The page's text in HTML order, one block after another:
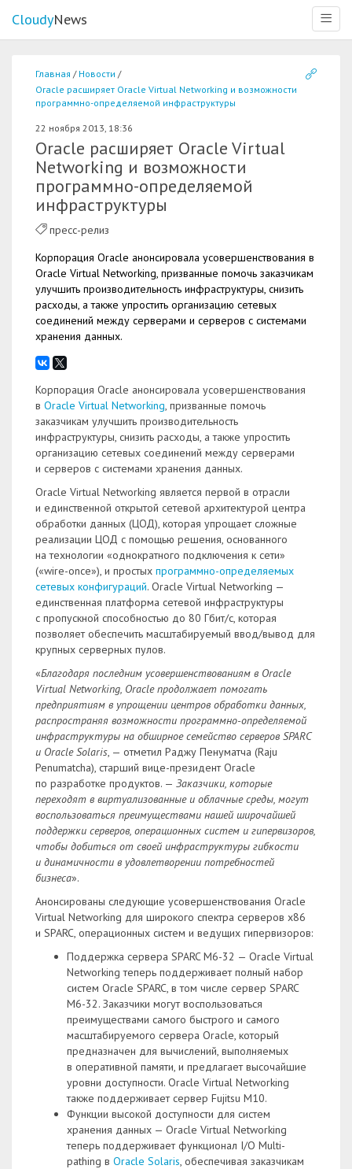
Меню
CloudyNews
Главная
Новости
Oracle расширяет Oracle Virtual Networking и возможности
программно-определяемой инфраструктуры
22 ноября 2013, 18:36
Oracle расширяет Oracle Virtual
Networking и возможности
программно-определяемой
инфраструктуры
пресс-релиз
Корпорация Oracle анонсировала усовершенствования в
Oracle Virtual Networking, призванные помочь заказчикам
улучшить производительность инфраструктуры, снизить
расходы, а также упростить организацию сетевых
соединений между серверами и серверов с системами
хранения данных.
Корпорация Oracle анонсировала усовершенствования
в Oracle Virtual Networking, призванные помочь
заказчикам улучшить производительность
инфраструктуры, снизить расходы, а также упростить
организацию сетевых соединений между серверами
и серверов с системами хранения данных.
Oracle Virtual Networking является первой в отрасли
и единственной открытой сетевой архитектурой центра
обработки данных (ЦОД), которая упрощает сложные
реализации ЦОД с помощью решения, основанного
на технологии «однократного подключения к сети»
(«wire-once»), и простых программно-определяемых
сетевых конфигураций. Oracle Virtual Networking —
единственная платформа сетевой инфраструктуры
с пропускной способностью до 80 Гбит/с, которая
позволяет обеспечить масштабируемый ввод/вывод для
крупных серверных пулов.
«Благодаря последним усовершенствованиям в Oracle
Virtual Networking, Oracle продолжает помогать
предприятиям в упрощении центров обработки данных,
распространяя возможности программно-определяемой
инфраструктуры на обширное семейство серверов SPARC
и Oracle Solaris, — отметил Раджу Пенуматча (Raju
Penumatcha), старший вице-президент Oracle
по разработке продуктов. — Заказчики, которые
переходят в виртуализованные и облачные среды, могут
воспользоваться преимуществами нашей широчайшей
поддержки серверов, операционных систем и гипервизоров,
чтобы добиться от своей инфраструктуры гибкости
и динамичности в удовлетворении потребностей
бизнеса».
Анонсированы следующие усовершенствования Oracle
Virtual Networking для широкого спектра серверов x86
и SPARC, операционных систем и ведущих гипервизоров:
Поддержка сервера SPARC M6-32 — Oracle Virtual
Networking теперь поддерживает полный набор
систем Oracle SPARC, в том числе сервер SPARC
M6-32. Заказчики могут воспользоваться
преимуществами самого быстрого и самого
масштабируемого сервера Oracle, который
предназначен для вычислений, выполняемых
в оперативной памяти, и предлагает высочайшие
уровни доступности. Oracle Virtual Networking
также поддерживает сервер Fujitsu M10.
Функции высокой доступности для систем
хранения данных — Oracle Virtual Networking
теперь поддерживает функционал I/O Multi-
pathing в Oracle Solaris, обеспечивая заказчикам